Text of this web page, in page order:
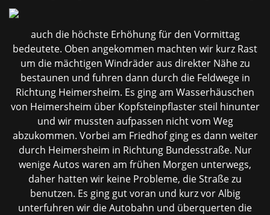
auch die höchste Erhöhung für den Vormittag
bedeutete. Oben angekommen machten wir kurz Rast
um die mächtigen Windräder aus direkter Nähe zu
bestaunen und fuhren dann durch die Feldwege in
Richtung Heimersheim. Es ging am Wasserhäuschen
von Heimersheim über Kopfsteinpflaster steil hinunter
und wir mussten aufpassen nicht vom Weg
abzukommen. Vorbei am Friedhof ging es dann weiter
durch Heimersheim in Richtung Bundesstraße. Nur
wenige Autos waren am frühen Morgen unterwegs,
daher hatten wir keine Probleme, die Straße zu
benutzen. Es ging gut voran und kurz vor Albig
unterfuhren wir die Autobahn und überquerten die